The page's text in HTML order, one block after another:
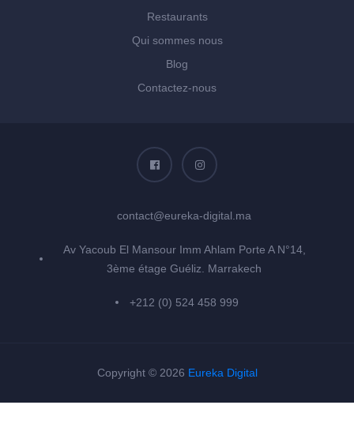
Restaurants
Qui sommes nous
Blog
Contactez-nous
contact@eureka-digital.ma
Av Yacoub El Mansour Imm Ahlam Porte A N°14,
3ème étage Guéliz. Marrakech
+212 (0) 524 458 999
Copyright © 2026 Eureka Digital